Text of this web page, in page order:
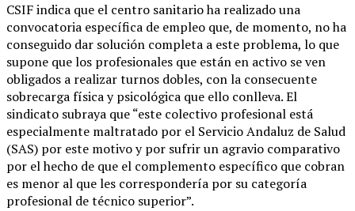
CSIF indica que el centro sanitario ha realizado una
convocatoria específica de empleo que, de momento, no ha
conseguido dar solución completa a este problema, lo que
supone que los profesionales que están en activo se ven
obligados a realizar turnos dobles, con la consecuente
sobrecarga física y psicológica que ello conlleva. El
sindicato subraya que “este colectivo profesional está
especialmente maltratado por el Servicio Andaluz de Salud
(SAS) por este motivo y por sufrir un agravio comparativo
por el hecho de que el complemento específico que cobran
es menor al que les correspondería por su categoría
profesional de técnico superior”.